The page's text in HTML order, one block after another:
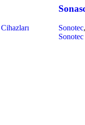
Sonotec,
Sonotec